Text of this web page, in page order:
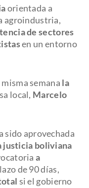
orientada a
agroindustria,
de sectores
en un entorno
semana la
local, Marcelo
sido aprovechada
justicia boliviana
a
de 90 días,
si el gobierno